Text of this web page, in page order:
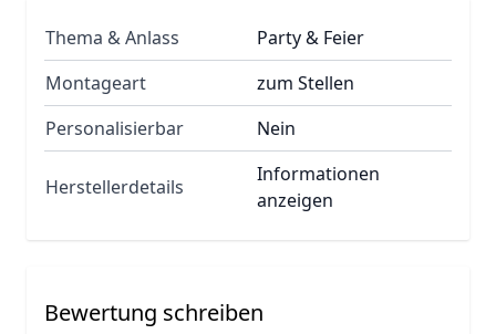
Thema & Anlass
Party & Feier
Montageart
zum Stellen
Personalisierbar
Nein
Herstellerdetails
Informationen
anzeigen
Bewertung schreiben